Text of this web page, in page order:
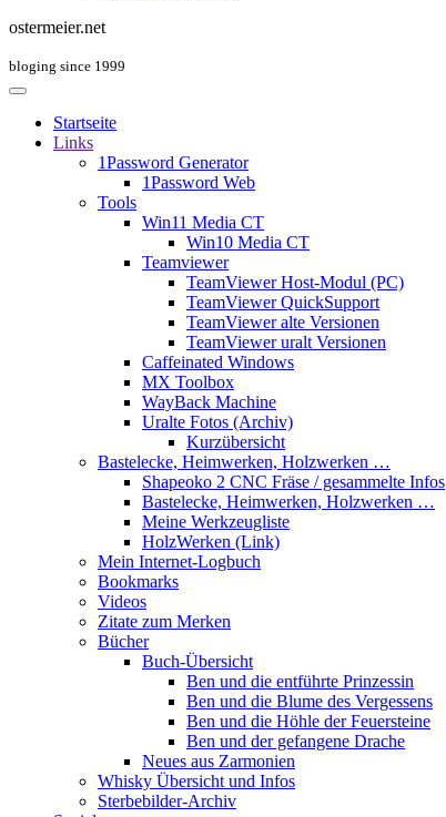
ostermeier.net
bloging since 1999
Startseite
Links
1Password Generator
1Password Web
Tools
Win11 Media CT
Win10 Media CT
Teamviewer
TeamViewer Host-Modul (PC)
TeamViewer QuickSupport
TeamViewer alte Versionen
TeamViewer uralt Versionen
Caffeinated Windows
MX Toolbox
WayBack Machine
Uralte Fotos (Archiv)
Kurzübersicht
Bastelecke, Heimwerken, Holzwerken …
Shapeoko 2 CNC Fräse / gesammelte Infos
Bastelecke, Heimwerken, Holzwerken …
Meine Werkzeugliste
HolzWerken (Link)
Mein Internet-Logbuch
Bookmarks
Videos
Zitate zum Merken
Bücher
Buch-Übersicht
Ben und die entführte Prinzessin
Ben und die Blume des Vergessens
Ben und die Höhle der Feuersteine
Ben und der gefangene Drache
Neues aus Zarmonien
Whisky Übersicht und Infos
Sterbebilder-Archiv